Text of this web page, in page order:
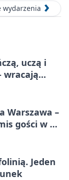
wydarzenia
uczą i
wracają
Warszawa –
gości w 3.
Jeden